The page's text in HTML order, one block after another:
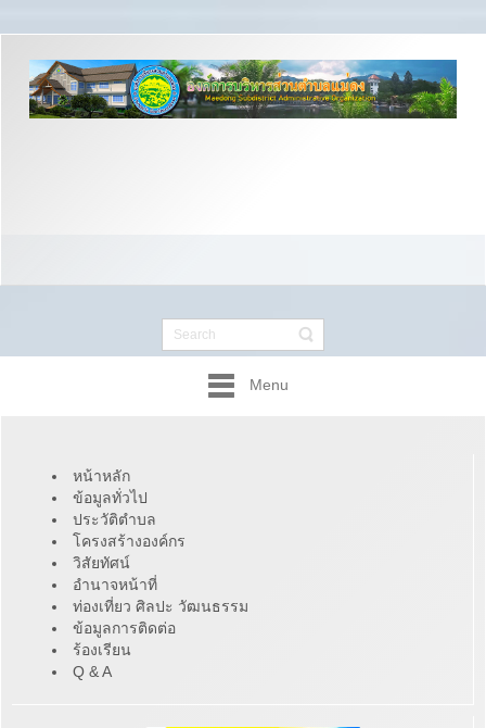
Menu
หน้าหลัก
ข้อมูลทั่วไป
ประวัติตำบล
โครงสร้างองค์กร
วิสัยทัศน์
อำนาจหน้าที่
ท่องเที่ยว ศิลปะ วัฒนธรรม
ข้อมูลการติดต่อ
ร้องเรียน
Q & A